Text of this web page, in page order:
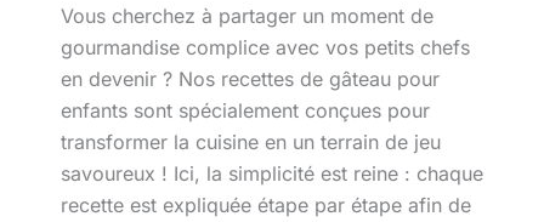
Vous cherchez à partager un moment de
gourmandise complice avec vos petits chefs
en devenir ? Nos recettes de gâteau pour
enfants sont spécialement conçues pour
transformer la cuisine en un terrain de jeu
savoureux ! Ici, la simplicité est reine : chaque
recette est expliquée étape par étape afin de